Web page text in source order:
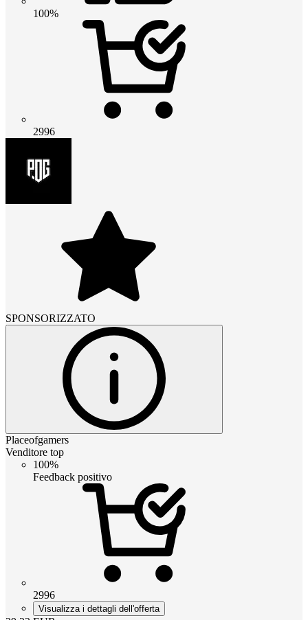
100%
2996
SPONSORIZZATO
Placeofgamers
Venditore top
100%
Feedback positivo
2996
Visualizza i dettagli dell'offerta